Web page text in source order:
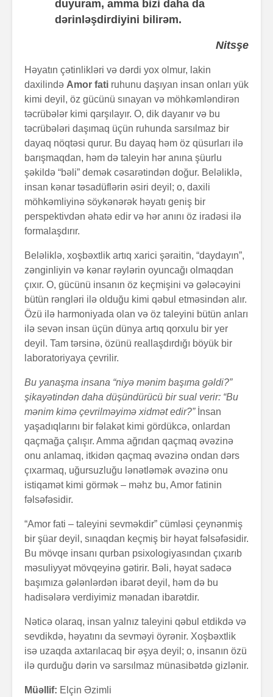
duyuram, amma bizi daha da
dərinləşdirdiyini bilirəm.
Nitsşe
Həyatın çətinlikləri və dərdi yox olmur, lakin
daxilində Amor fati ruhunu daşıyan insan onları yük
kimi deyil, öz gücünü sınayan və möhkəmləndirən
təcrübələr kimi qarşılayır. O, dik dayanır və bu
təcrübələri daşımaq üçün ruhunda sarsılmaz bir
dayaq nöqtəsi qurur. Bu dayaq həm öz qüsurları ilə
barışmaqdan, həm də taleyin hər anına şüurlu
şəkildə “bəli” demək cəsarətindən doğur. Beləliklə,
insan kənar təsadüflərin əsiri deyil; o, daxili
möhkəmliyinə söykənərək həyatı geniş bir
perspektivdən əhatə edir və hər anını öz iradəsi ilə
formalaşdırır.
Beləliklə, xoşbəxtlik artıq xarici şəraitin, “daydayın”,
zənginliyin və kənar rəylərin oyuncağı olmaqdan
çıxır. O, gücünü insanın öz keçmişini və gələcəyini
bütün rəngləri ilə olduğu kimi qəbul etməsindən alır.
Özü ilə harmoniyada olan və öz taleyini bütün anları
ilə sevən insan üçün dünya artıq qorxulu bir yer
deyil. Tam tərsinə, özünü reallaşdırdığı böyük bir
laboratoriyaya çevrilir.
Bu yanaşma insana “niyə mənim başıma gəldi?”
şikayətindən daha düşündürücü bir sual verir: “Bu
mənim kimə çevrilməyimə xidmət edir?”İnsan
yaşadıqlarını bir fəlakət kimi gördükcə, onlardan
qaçmağa çalışır. Amma ağrıdan qaçmaq əvəzinə
onu anlamaq, itkidən qaçmaq əvəzinə ondan dərs
çıxarmaq, uğursuzluğu lənətləmək əvəzinə onu
istiqamət kimi görmək – məhz bu, Amor fatinin
fəlsəfəsidir.
“Amor fati – taleyini sevməkdir” cümləsi çeynənmiş
bir şüar deyil, sınaqdan keçmiş bir həyat fəlsəfəsidir.
Bu mövqe insanı qurban psixologiyasından çıxarıb
məsuliyyət mövqeyinə gətirir. Bəli, həyat sadəcə
başımıza gələnlərdən ibarət deyil, həm də bu
hadisələrə verdiyimiz mənadan ibarətdir.
Nəticə olaraq, insan yalnız taleyini qəbul etdikdə və
sevdikdə, həyatını da sevməyi öyrənir. Xoşbəxtlik
isə uzaqda axtarılacaq bir əşya deyil; o, insanın özü
ilə qurduğu dərin və sarsılmaz münasibətdə gizlənir.
Müəllif: Elçin Əzimli